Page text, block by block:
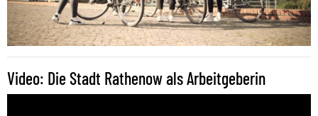
Video: Die Stadt Rathenow als Arbeitgeberin